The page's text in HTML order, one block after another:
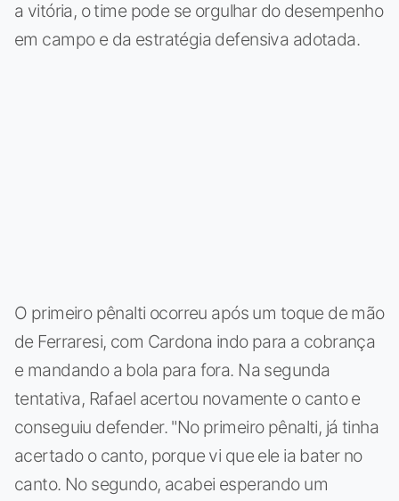
a vitória, o time pode se orgulhar do desempenho
em campo e da estratégia defensiva adotada.
O primeiro pênalti ocorreu após um toque de mão
de Ferraresi, com Cardona indo para a cobrança
e mandando a bola para fora. Na segunda
tentativa, Rafael acertou novamente o canto e
conseguiu defender. "No primeiro pênalti, já tinha
acertado o canto, porque vi que ele ia bater no
canto. No segundo, acabei esperando um